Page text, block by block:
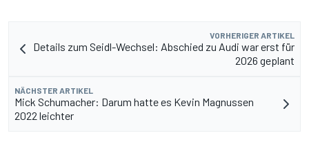
VORHERIGER ARTIKEL
Details zum Seidl-Wechsel: Abschied zu Audi war erst für
2026 geplant
NÄCHSTER ARTIKEL
Mick Schumacher: Darum hatte es Kevin Magnussen
2022 leichter